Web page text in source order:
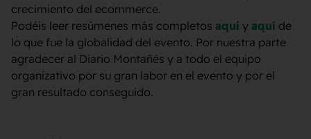
crecimiento del ecommerce.
Podéis leer resúmenes más completos aquí y aquí de
lo que fue la globalidad del evento. Por nuestra parte
agradecer al Diario Montañés y a todo el equipo
organizativo por su gran labor en el evento y por el
gran resultado conseguido.